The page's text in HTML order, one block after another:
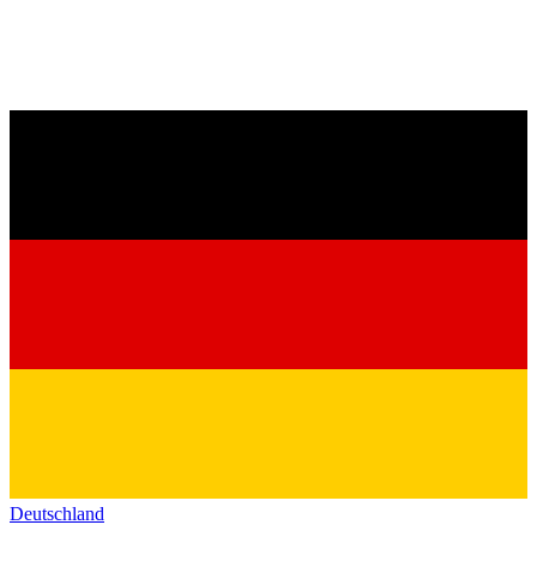
Deutschland